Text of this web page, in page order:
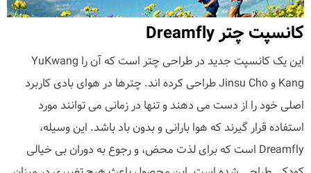
کانسپت چتر Dreamfly
این یک کانسپت جدید در طراحی چتر است که آن را YuKwang
Kang و Jinsu Cho طراحی کرده اند. چترها در هوای بادی کاربرد
اصلی خود را از دست می دهند و تنها در زمانی می توانند مورد
استفاده قرار گیرند که هوا بارانی و بدون باد باشد. این وسیله،
Dreamfly است که برای لذت محض، و رجوع به دوران بی خیالی